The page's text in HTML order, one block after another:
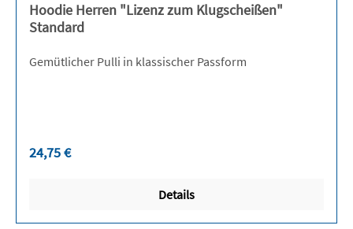
Hoodie Herren "Lizenz zum Klugscheißen"
Standard
Gemütlicher Pulli in klassischer Passform
Regulärer Preis:
24,75 €
Details